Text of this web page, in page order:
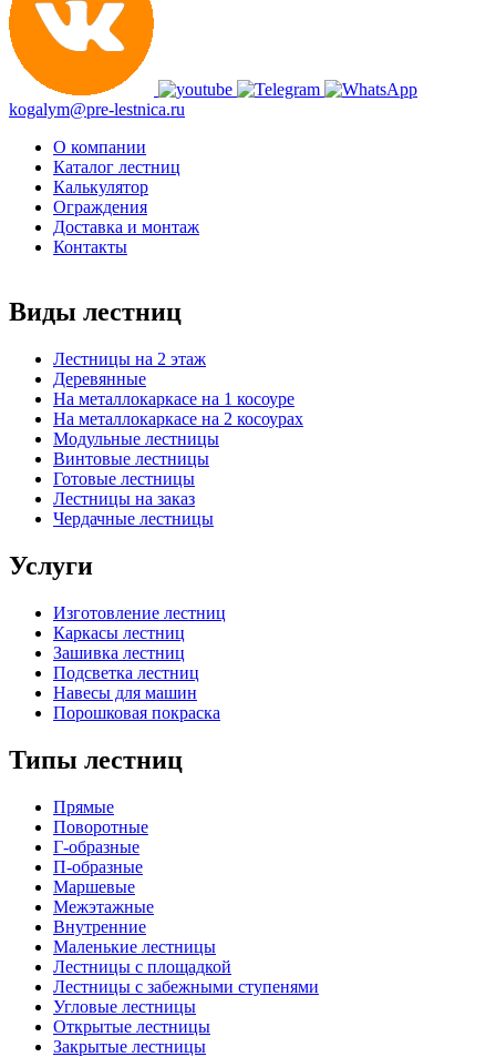
kogalym@pre-lestnica.ru
О компании
Каталог лестниц
Калькулятор
Ограждения
Доставка и монтаж
Контакты
Виды лестниц
Лестницы на 2 этаж
Деревянные
На металлокаркасе на 1 косоуре
На металлокаркасе на 2 косоурах
Модульные лестницы
Винтовые лестницы
Готовые лестницы
Лестницы на заказ
Чердачные лестницы
Услуги
Изготовление лестниц
Каркасы лестниц
Зашивка лестниц
Подсветка лестниц
Навесы для машин
Порошковая покраска
Типы лестниц
Прямые
Поворотные
Г-образные
П-образные
Маршевые
Межэтажные
Внутренние
Маленькие лестницы
Лестницы с площадкой
Лестницы с забежными ступенями
Угловые лестницы
Открытые лестницы
Закрытые лестницы